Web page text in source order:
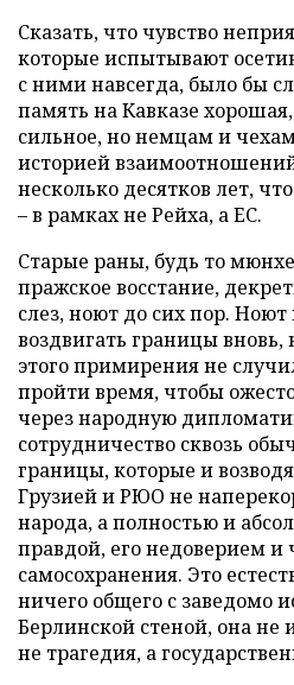
Сказать, что чувство
которые испытывают
с ними навсегда, было бы
память на Кавказе
сильное, но немцам и
историей
несколько десятков лет,
– в рамках не Рейха, а ЕС.
Старые раны, будь то
пражское восстание,
слез, ноют до сих пор. Ноют
воздвигать границы вновь,
этого примирения не
пройти время, чтобы
через народную
сотрудничество сквозь
границы, которые и
Грузией и РЮО не
народа, а полностью и
правдой, его недоверием и
самосохранения. Это
ничего общего с заведомо
Берлинской стеной, она не
не трагедия, а